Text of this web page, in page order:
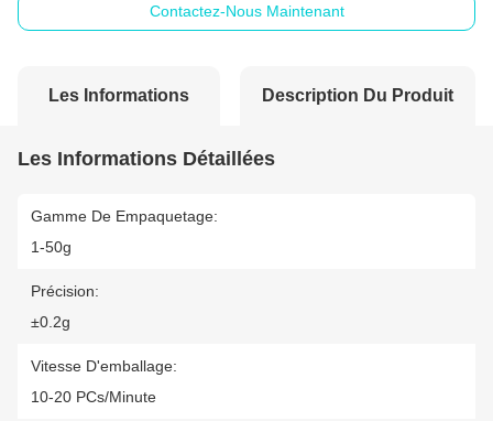
Contactez-Nous Maintenant
Les Informations
Détaillées
Description Du Produit
Les Informations Détaillées
Gamme De Empaquetage:
1-50g
Précision:
±0.2g
Vitesse D'emballage:
10-20 PCs/minute